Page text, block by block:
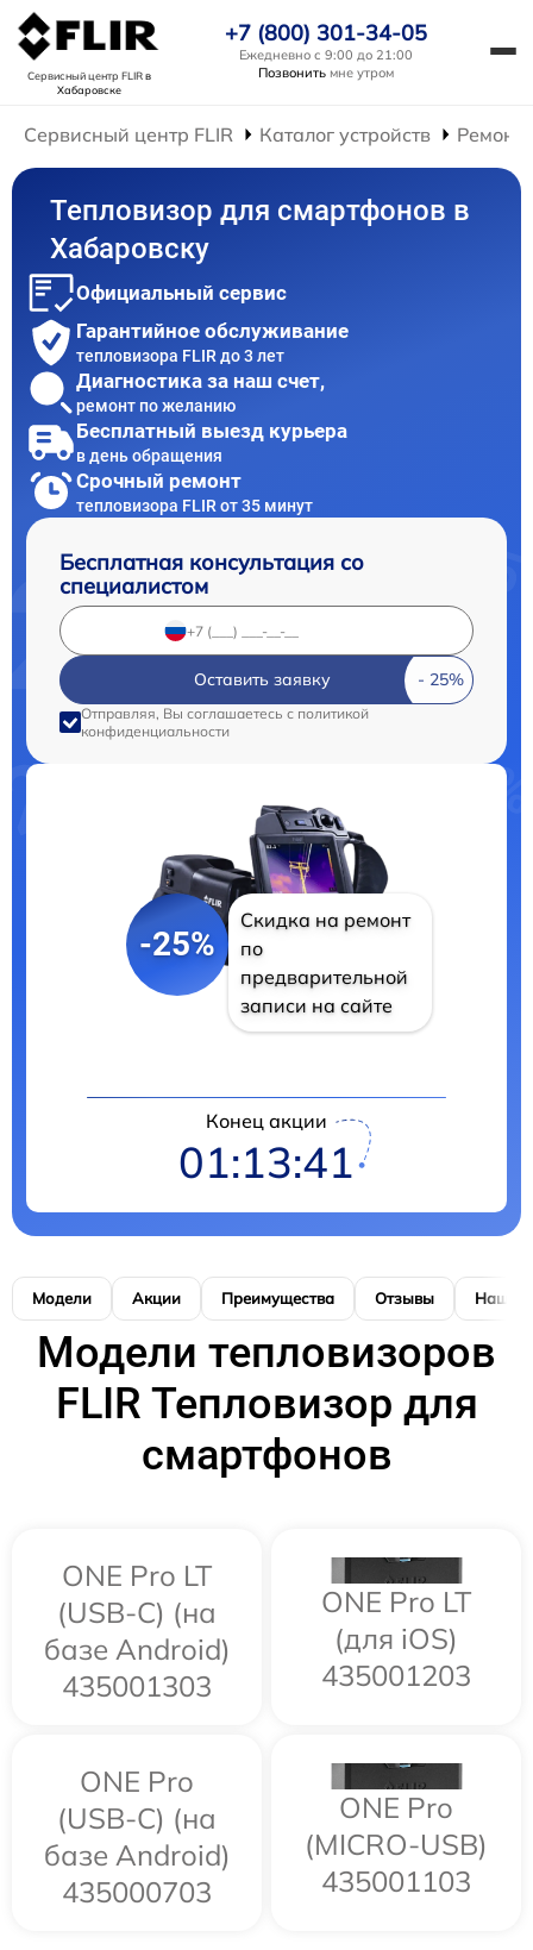
Сервисный центр FLIRв
Хабаровске
+7 (800) 301-34-05
Ежедневно с 9:00 до 21:00
Позвонить мне утром
Сервисный центр FLIR Каталог устройств Ремонт
Тепловизор для смартфонов в
Хабаровску
Официальный сервис
Гарантийное обслуживание
тепловизора FLIR до 3 лет
Диагностика за наш счет,
ремонт по желанию
Бесплатный выезд курьера
в день обращения
Срочный ремонт
тепловизора FLIR от 35 минут
Бесплатная консультация со
специалистом
Оставить заявку
Отправляя, Вы соглашаетесь с политикой
конфиденциальности
-25%
Скидка на ремонт
по
предварительной
записи на сайте
Конец акции
01:13:41
Модели Акции Преимущества Отзывы Наши
Модели тепловизоров
FLIR Тепловизор для
смартфонов
ONE Pro LT
(USB-C) (на
базе Android)
435001303
ONE Pro LT
(для iOS)
435001203
ONE Pro
(USB-C) (на
базе Android)
435000703
ONE Pro
(MICRO-USB)
435001103